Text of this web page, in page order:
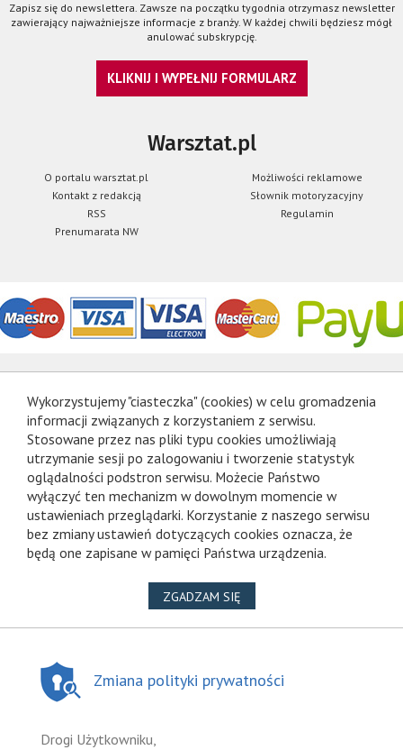
Zapisz się do newslettera. Zawsze na początku tygodnia otrzymasz newsletter
zawierający najważniejsze informacje z branży. W każdej chwili będziesz mógł
anulować subskrypcję.
KLIKNIJ I WYPEŁNIJ FORMULARZ
Warsztat.pl
O portalu warsztat.pl
Możliwości reklamowe
Kontakt z redakcją
Słownik motoryzacyjny
RSS
Regulamin
Prenumarata NW
Wykorzystujemy "ciasteczka" (cookies) w celu gromadzenia
informacji związanych z korzystaniem z serwisu.
Stosowane przez nas pliki typu cookies umożliwiają
utrzymanie sesji po zalogowaniu i tworzenie statystyk
oglądalności podstron serwisu. Możecie Państwo
wyłączyć ten mechanizm w dowolnym momencie w
ustawieniach przeglądarki. Korzystanie z naszego serwisu
bez zmiany ustawień dotyczących cookies oznacza, że
będą one zapisane w pamięci Państwa urządzenia.
ZGADZAM SIĘNA WYKORZYSTANIE PLIKÓW
Zmiana polityki prywatności
Drogi Użytkowniku,